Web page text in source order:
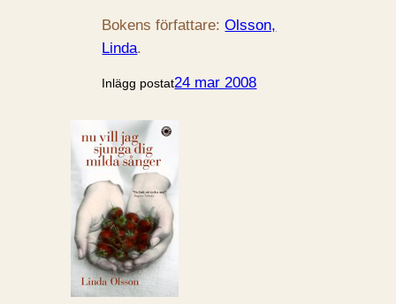
Bokens författare:Olsson,
Linda.
Inlägg postat24 mar 2008